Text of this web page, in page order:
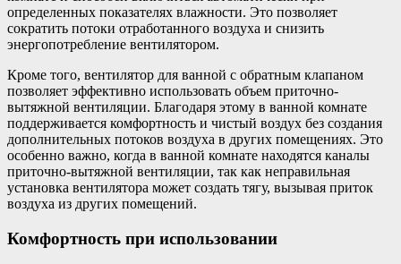
определенных показателях влажности. Это позволяет
сократить потоки отработанного воздуха и снизить
энергопотребление вентилятором.
Кроме того, вентилятор для ванной с обратным клапаном
позволяет эффективно использовать объем приточно-
вытяжной вентиляции. Благодаря этому в ванной комнате
поддерживается комфортность и чистый воздух без создания
дополнительных потоков воздуха в других помещениях. Это
особенно важно, когда в ванной комнате находятся каналы
приточно-вытяжной вентиляции, так как неправильная
установка вентилятора может создать тягу, вызывая приток
воздуха из других помещений.
Комфортность при использовании